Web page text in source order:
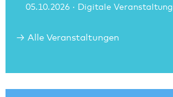
05.10.2026 · Digitale Veranstaltung
Alle Veranstaltungen